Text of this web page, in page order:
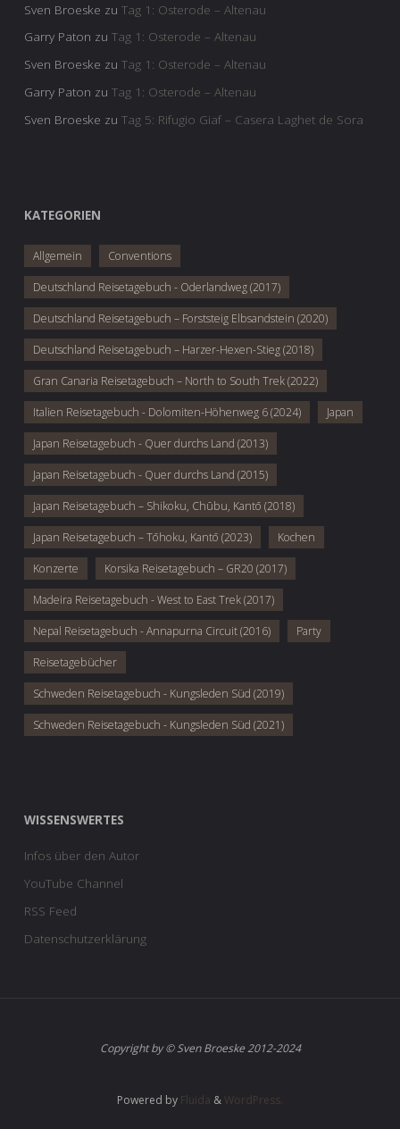
Sven Broeske zu Tag 1: Osterode – Altenau
Garry Paton zu Tag 1: Osterode – Altenau
Sven Broeske zu Tag 1: Osterode – Altenau
Garry Paton zu Tag 1: Osterode – Altenau
Sven Broeske zu Tag 5: Rifugio Giaf – Casera Laghet de Sora
KATEGORIEN
Allgemein Conventions
Deutschland Reisetagebuch - Oderlandweg (2017)
Deutschland Reisetagebuch – Forststeig Elbsandstein (2020)
Deutschland Reisetagebuch – Harzer-Hexen-Stieg (2018)
Gran Canaria Reisetagebuch – North to South Trek (2022)
Italien Reisetagebuch - Dolomiten-Höhenweg 6 (2024) Japan
Japan Reisetagebuch - Quer durchs Land (2013)
Japan Reisetagebuch - Quer durchs Land (2015)
Japan Reisetagebuch – Shikoku, Chūbu, Kantō (2018)
Japan Reisetagebuch – Tōhoku, Kantō (2023) Kochen
Konzerte Korsika Reisetagebuch – GR20 (2017)
Madeira Reisetagebuch - West to East Trek (2017)
Nepal Reisetagebuch - Annapurna Circuit (2016) Party
Reisetagebücher
Schweden Reisetagebuch - Kungsleden Süd (2019)
Schweden Reisetagebuch - Kungsleden Süd (2021)
WISSENSWERTES
Infos über den Autor
YouTube Channel
RSS Feed
Datenschutzerklärung
Copyright by © Sven Broeske 2012-2024
Powered by Fluida & WordPress.